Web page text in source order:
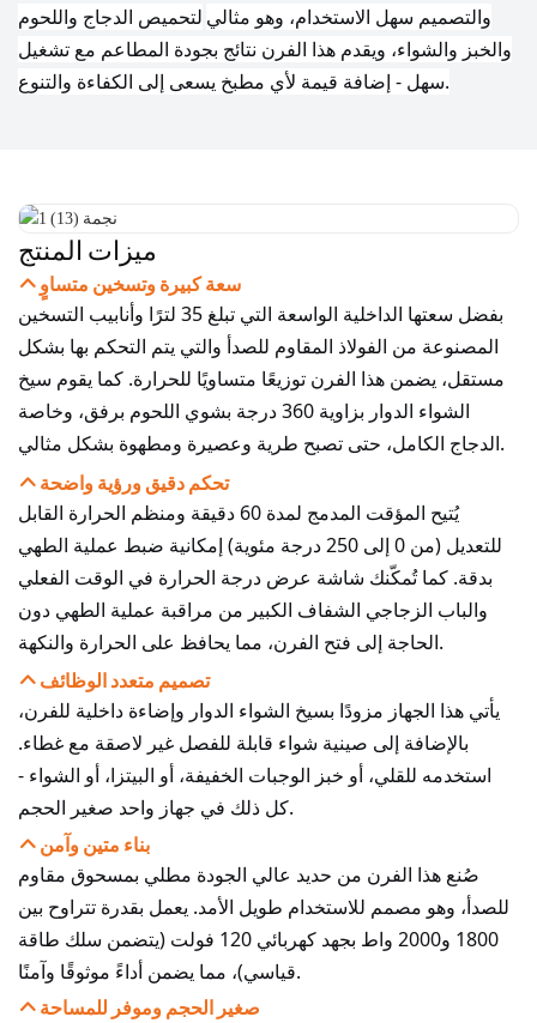
والتصميم سهل الاستخدام، وهو مثالي لتحميص الدجاج واللحوم
والخبز والشواء، ويقدم هذا الفرن نتائج بجودة المطاعم مع تشغيل
سهل - إضافة قيمة لأي مطبخ يسعى إلى الكفاءة والتنوع.
ميزات المنتج
سعة كبيرة وتسخين متساوٍ
بفضل سعتها الداخلية الواسعة التي تبلغ 35 لترًا وأنابيب التسخين
المصنوعة من الفولاذ المقاوم للصدأ والتي يتم التحكم بها بشكل
مستقل، يضمن هذا الفرن توزيعًا متساويًا للحرارة. كما يقوم سيخ
الشواء الدوار بزاوية 360 درجة بشوي اللحوم برفق، وخاصة
الدجاج الكامل، حتى تصبح طرية وعصيرة ومطهوة بشكل مثالي.
تحكم دقيق ورؤية واضحة
يُتيح المؤقت المدمج لمدة 60 دقيقة ومنظم الحرارة القابل
للتعديل (من 0 إلى 250 درجة مئوية) إمكانية ضبط عملية الطهي
بدقة. كما تُمكّنك شاشة عرض درجة الحرارة في الوقت الفعلي
والباب الزجاجي الشفاف الكبير من مراقبة عملية الطهي دون
الحاجة إلى فتح الفرن، مما يحافظ على الحرارة والنكهة.
تصميم متعدد الوظائف
يأتي هذا الجهاز مزودًا بسيخ الشواء الدوار وإضاءة داخلية للفرن،
بالإضافة إلى صينية شواء قابلة للفصل غير لاصقة مع غطاء.
استخدمه للقلي، أو خبز الوجبات الخفيفة، أو البيتزا، أو الشواء -
كل ذلك في جهاز واحد صغير الحجم.
بناء متين وآمن
صُنع هذا الفرن من حديد عالي الجودة مطلي بمسحوق مقاوم
للصدأ، وهو مصمم للاستخدام طويل الأمد. يعمل بقدرة تتراوح بين
1800 و2000 واط بجهد كهربائي 120 فولت (يتضمن سلك طاقة
قياسي)، مما يضمن أداءً موثوقًا وآمنًا.
صغير الحجم وموفر للمساحة